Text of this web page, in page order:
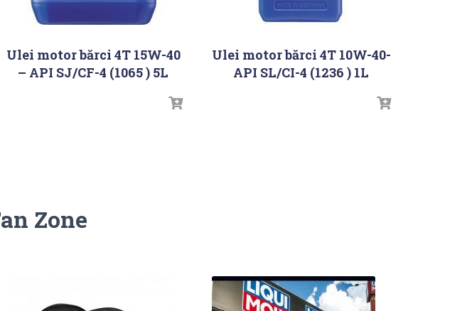
Ulei motor bărci 4T 15W-40
– API SJ/CF-4 (1065 ) 5L
Ulei motor bărci 4T 10W-40-
API SL/CI-4 (1236 ) 1L
Zone